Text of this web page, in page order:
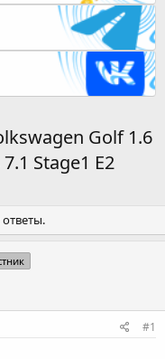
Golf 1.6
Stage1 E2
#1